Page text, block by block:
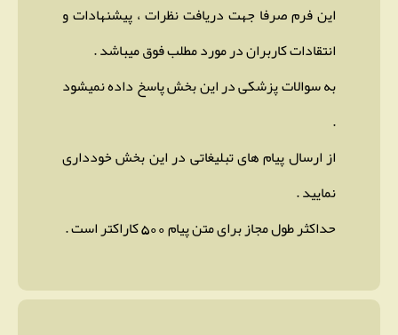
این فرم صرفا جهت دریافت نظرات ، پیشنهادات و
انتقادات کاربران در مورد مطلب فوق میباشد .
به سوالات پزشکی در این بخش پاسخ داده نمیشود
.
از ارسال پیام های تبلیغاتی در این بخش خودداری
نمایید .
حداکثر طول مجاز برای متن پیام 500 کاراکتر است .